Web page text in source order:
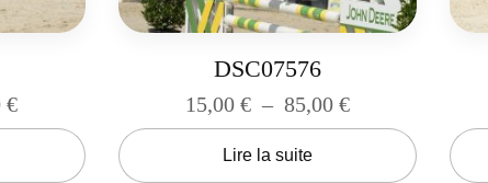
€
DSC07576
15,00 € – 85,00 €
Lire la suite